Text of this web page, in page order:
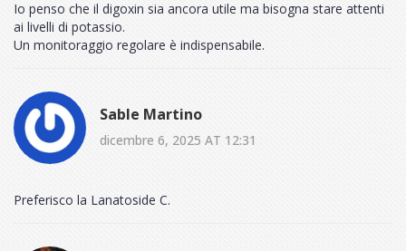
Io penso che il digoxin sia ancora utile ma bisogna stare attenti
ai livelli di potassio.
Un monitoraggio regolare è indispensabile.
Sable Martino
dicembre 6, 2025 AT 12:31
Preferisco la Lanatoside C.